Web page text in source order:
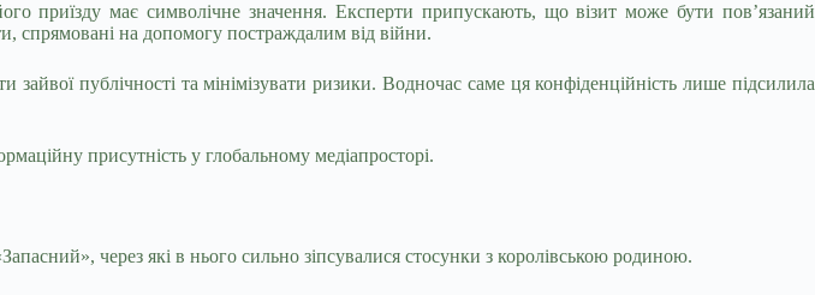
приїзду має символічне значення. Експерти припускають, що візит може бути пов’язаний
спрямовані на допомогу постраждалим від війни.
публічності та мінімізувати ризики. Водночас саме ця конфіденційність лише підсилила
присутність у глобальному медіапросторі.
через які в нього сильно зіпсувалися стосунки з королівською родиною.